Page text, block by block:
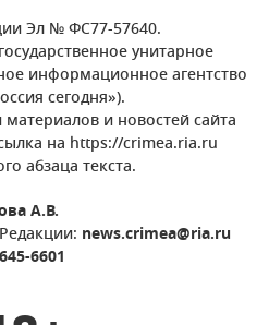
Эл № ФС77-57640.
унитарное
информационное агентство
сегодня»).
и новостей сайта
на https://crimea.ria.ru
абзаца текста.
А.В.
news.crimea@ria.ru
6601